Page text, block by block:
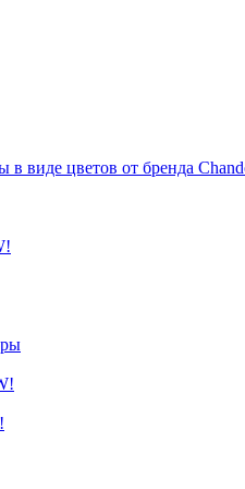
в виде цветов от бренда